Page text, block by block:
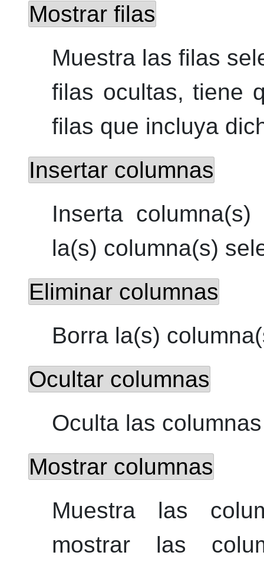
Mostrar filas
Muestra las filas
filas ocultas, tiene
filas que incluya
Insertar columnas
Inserta
la(s) columna(s)
Eliminar columnas
Borra la(s)
Ocultar columnas
Oculta las
Mostrar columnas
Muestra las
mostrar las